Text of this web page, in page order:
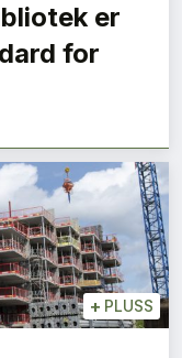
er
for
+ PLUSS